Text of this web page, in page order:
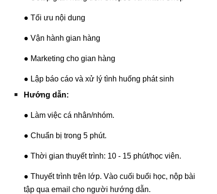
● Tối ưu nội dung
● Vận hành gian hàng
● Marketing cho gian hàng
● Lập báo cáo và xử lý tình huống phát sinh
Hướng dẫn:
● Làm việc cá nhân/nhóm.
● Chuẩn bị trong 5 phút.
● Thời gian thuyết trình: 10 - 15 phút/học viên.
● Thuyết trình trên lớp. Vào cuối buổi học, nộp bài
tập qua email cho người hướng dẫn.